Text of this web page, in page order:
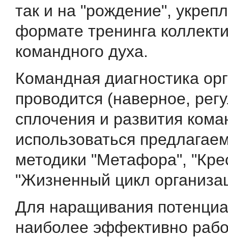
так и на "рождение",
формате тренинга
командного духа.
Командная диагностика
проводится (наверное,
сплочения и развития
использоваться
методики "Метафора",
"Жизненный цикл
Для наращивания
наиболее эффективно